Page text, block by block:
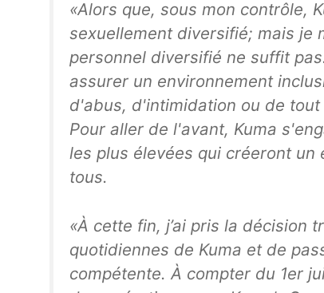
«Alors que, sous mon contrôle,
sexuellement diversifié; mais je
personnel diversifié ne suffit
assurer un environnement
d'abus, d'intimidation ou de
Pour aller de l'avant, Kuma
les plus élevées qui créeront
tous.
«À cette fin, j’ai pris la décision
quotidiennes de Kuma et de
compétente. À compter du 1er